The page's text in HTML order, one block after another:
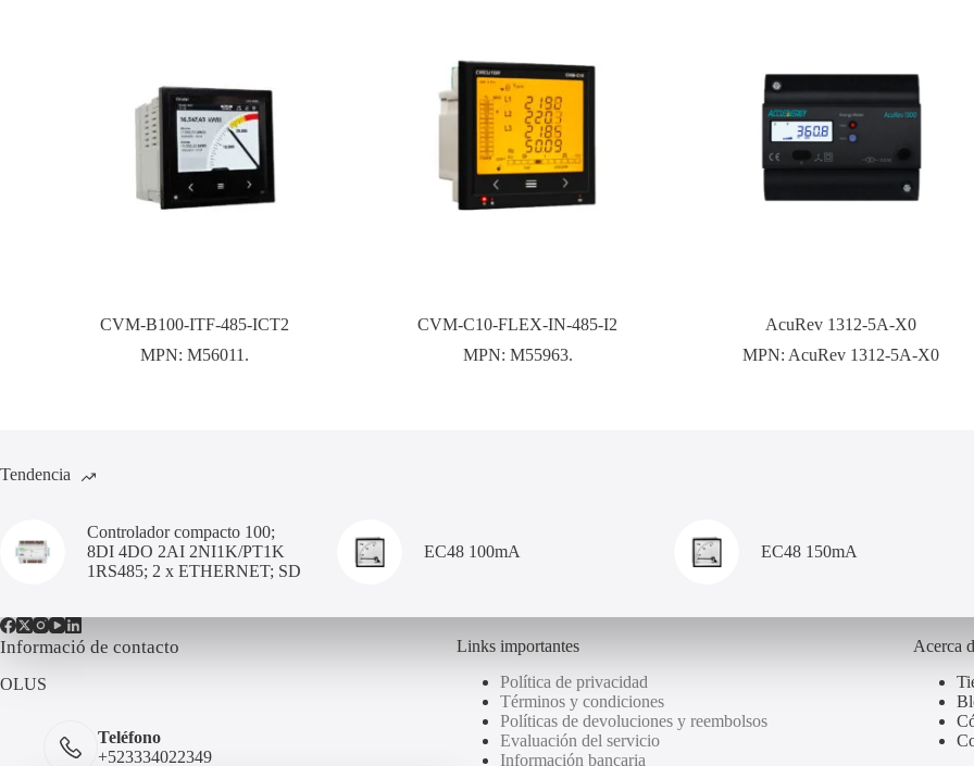
CVM-B100-ITF-485-ICT2
MPN: M56011.
CVM-C10-FLEX-IN-485-I2
MPN: M55963.
AcuRev 1312-5A-X0
MPN: AcuRev 1312-5A-X0
Tendencia
Controlador compacto 100;
8DI 4DO 2AI 2NI1K/PT1K
1RS485; 2 x ETHERNET; SD
EC48 100mA EC48 150mA
Informació de contacto
OLUS
Teléfono
+523334022349
Links importantes
Política de privacidad
Términos y condiciones
Políticas de devoluciones y reembolsos
Evaluación del servicio
Información bancaria
Acerca